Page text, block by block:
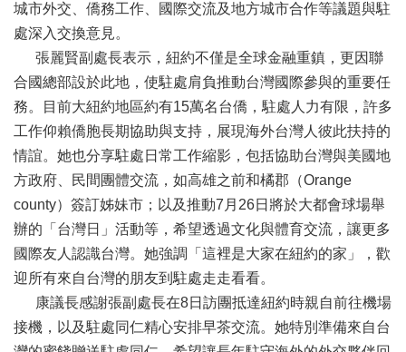
訊
本
出
版
品
法
規
區
便
服
本
城市外交、僑務工作、國際交流及地方城市合作等議題與駐
處深入交換意見。
張麗賢副處長表示，紐約不僅是全球金融重鎮，更因聯
合國總部設於此地，使駐處肩負推動台灣國際參與的重要任
務。目前大紐約地區約有15萬名台僑，駐處人力有限，許多
工作仰賴僑胞長期協助與支持，展現海外台灣人彼此扶持的
情誼。她也分享駐處日常工作縮影，包括協助台灣與美國地
方政府、民間團體交流，如高雄之前和橘郡（Orange
county）簽訂姊妹市；以及推動7月26日將於大都會球場舉
辦的「台灣日」活動等，希望透過文化與體育交流，讓更多
國際友人認識台灣。她強調「這裡是大家在紐約的家」，歡
迎所有來自台灣的朋友到駐處走走看看。
康議長感謝張副處長在8日訪團抵達紐約時親自前往機場
接機，以及駐處同仁精心安排早茶交流。她特別準備來自台